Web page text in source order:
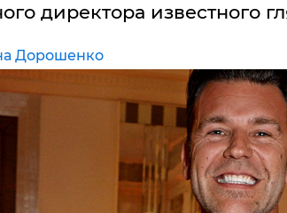
директора известного
Дорошенко